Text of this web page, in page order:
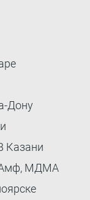
Дону
Казани
Амф, МДМА